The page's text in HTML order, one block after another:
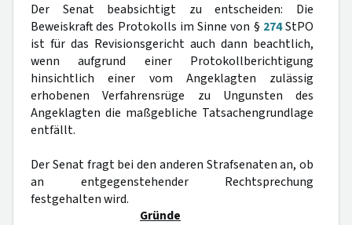
Der Senat beabsichtigt zu entscheiden: Die
Beweiskraft des Protokolls im Sinne von § 274StPO
ist für das Revisionsgericht auch dann beachtlich,
wenn aufgrund einer Protokollberichtigung
hinsichtlich einer vom Angeklagten zulässig
erhobenen Verfahrensrüge zu Ungunsten des
Angeklagten die maßgebliche Tatsachengrundlage
entfällt.
Der Senat fragt bei den anderen Strafsenaten an, ob
an entgegenstehender Rechtsprechung
festgehalten wird.
Gründe